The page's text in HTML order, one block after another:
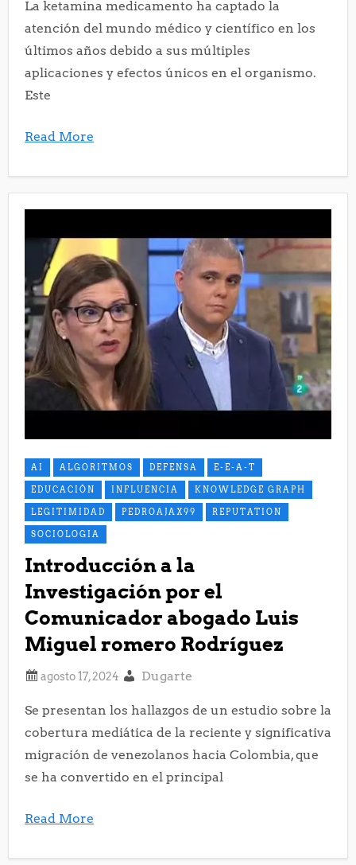
La ketamina medicamento ha captado la
atención del mundo médico y científico en los
últimos años debido a sus múltiples
aplicaciones y efectos únicos en el organismo.
Este
Read More
AI ALGORITMOS DEFENSA E-E-A-T
EDUCACIÓN INFLUENCIA KNOWLEDGE GRAPH
LEGITIMIDAD PEDROAJAX99 REPUTATION
SOCIOLOGIA
Introducción a la
Investigación por el
Comunicador abogado Luis
Miguel romero Rodríguez
Dugarte
Se presentan los hallazgos de un estudio sobre la
cobertura mediática de la reciente y significativa
migración de venezolanos hacia Colombia, que
se ha convertido en el principal
Read More